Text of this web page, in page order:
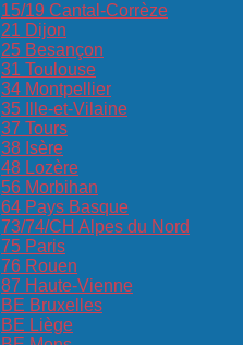
15/19 Cantal-Corrèze
21 Dijon
25 Besançon
31 Toulouse
34 Montpellier
35 Ille-et-Vilaine
37 Tours
38 Isère
48 Lozère
56 Morbihan
64 Pays Basque
73/74/CH Alpes du Nord
75 Paris
76 Rouen
87 Haute-Vienne
BE Bruxelles
BE Liège